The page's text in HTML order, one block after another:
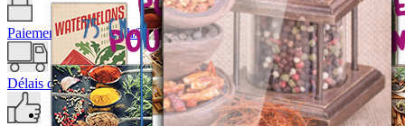
Paiement sécurisé 24h/24h
Délais de livraison